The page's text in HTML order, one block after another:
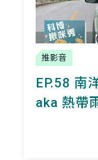
推影音
EP.58 南
aka 熱帶